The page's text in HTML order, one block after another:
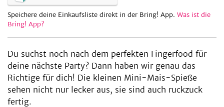
Speichere deine Einkaufsliste direkt in der Bring! App. Was ist die
Bring! App?
Du suchst noch nach dem perfekten Fingerfood für
deine nächste Party? Dann haben wir genau das
Richtige für dich! Die kleinen Mini-Mais-Spieße
sehen nicht nur lecker aus, sie sind auch ruckzuck
fertig.